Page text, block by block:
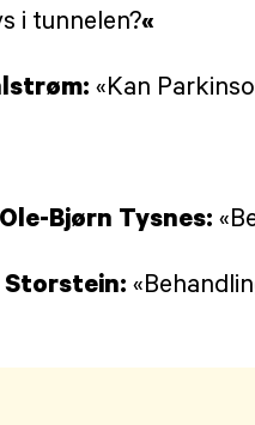
i tunnelen?«
«Kan
Bjørn Tysnes: